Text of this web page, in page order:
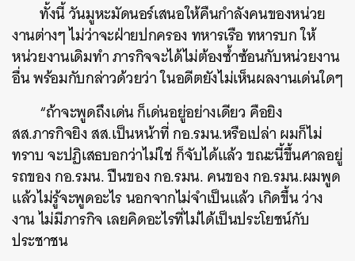
ทั้งนี้ วันมูหะมัดนอร์เสนอให้คืนกำลังคนของหน่วย
งานต่างๆ ไม่ว่าจะฝ่ายปกครอง ทหารเรือ ทหารบก ให้
หน่วยงานเดิมทำ ภารกิจจะได้ไม่ต้องซ้ำซ้อนกับหน่วยงาน
อื่น พร้อมกับกล่าวด้วยว่า ในอดีตยังไม่เห็นผลงานเด่นใดๆ
“ถ้าจะพูดถึงเด่น ก็เด่นอยู่อย่างเดียว คือยิง
สส.ภารกิจยิง สส.เป็นหน้าที่ กอ.รมน.หรือเปล่า ผมก็ไม่
ทราบ จะปฏิเสธบอกว่าไม่ใช่ ก็จับได้แล้ว ขณะนี้ขึ้นศาลอยู่
รถของ กอ.รมน. ปืนของ กอ.รมน. คนของ กอ.รมน.ผมพูด
แล้วไม่รู้จะพูดอะไร นอกจากไม่จำเป็นแล้ว เกิดขึ้น ว่าง
งาน ไม่มีภารกิจ เลยคิดอะไรที่ไม่ได้เป็นประโยชน์กับ
ประชาชน